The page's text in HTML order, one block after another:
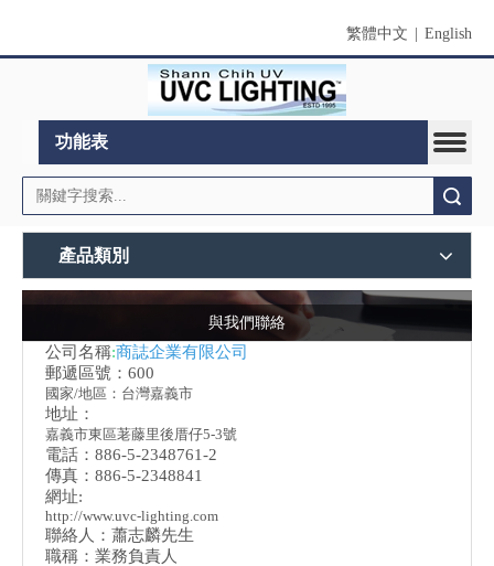
繁體中文 English
功能表
產品類別
與我們聯絡
公司名稱:商誌企業有限公司
郵遞區號：600
國家/地區：台灣嘉義市
地址：
嘉義市東區荖藤里後厝仔5-3號
電話：886-5-2348761-2
傳真：886-5-2348841
網址:
http://www.uvc-lighting.com
聯絡人：蕭志麟先生
職稱：業務負責人